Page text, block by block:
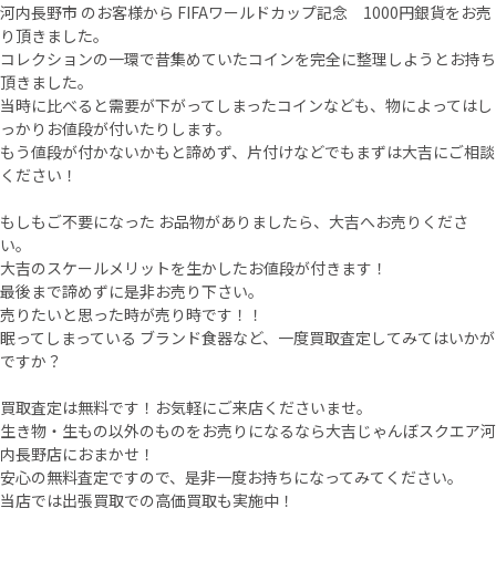
河内長野市 のお客様から FIFAワールドカップ記念 1000円銀貨をお売
り頂きました。
コレクションの一環で昔集めていたコインを完全に整理しようとお持ち
頂きました。
当時に比べると需要が下がってしまったコインなども、物によってはし
っかりお値段が付いたりします。
もう値段が付かないかもと諦めず、片付けなどでもまずは大吉にご相談
ください！
もしもご不要になった お品物がありましたら、大吉へお売りくださ
い。
大吉のスケールメリットを生かしたお値段が付きます！
最後まで諦めずに是非お売り下さい。
売りたいと思った時が売り時です！！
眠ってしまっている ブランド食器など、一度買取査定してみてはいかが
ですか？
買取査定は無料です！お気軽にご来店くださいませ。
生き物・生もの以外のものをお売りになるなら大吉じゃんぼスクエア河
内長野店におまかせ！
安心の無料査定ですので、是非一度お持ちになってみてください。
当店では出張買取での高価買取も実施中！